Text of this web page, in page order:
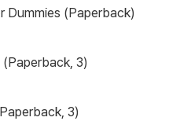
Dummies (Paperback)
3)
3)